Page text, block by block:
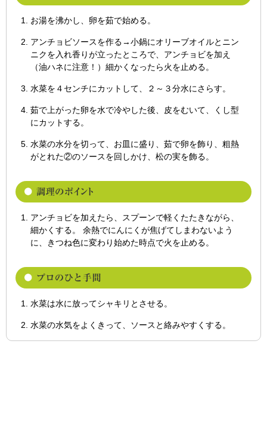
お湯を沸かし、卵を茹で始める。
アンチョビソースを作る→小鍋にオリーブオイルとニン
ニクを入れ香りが立ったところで、アンチョビを加え
（油ハネに注意！）細かくなったら火を止める。
水菜を４センチにカットして、２～３分水にさらす。
茹で上がった卵を水で冷やした後、皮をむいて、くし型
にカットする。
水菜の水分を切って、お皿に盛り、茹で卵を飾り、粗熱
がとれた②のソースを回しかけ、松の実を飾る。
アンチョビを加えたら、スプーンで軽くたたきながら、
細かくする。 余熱でにんにくが焦げてしまわないよう
に、きつね色に変わり始めた時点で火を止める。
水菜は水に放ってシャキリとさせる。
水菜の水気をよくきって、ソースと絡みやすくする。